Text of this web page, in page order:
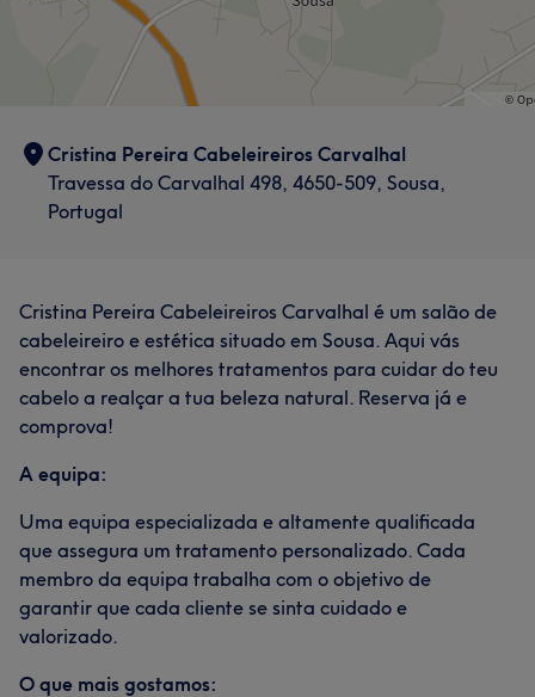
Cristina Pereira Cabeleireiros Carvalhal
Travessa do Carvalhal 498, 4650-509, Sousa,
Portugal
Cristina Pereira Cabeleireiros Carvalhal é um salão de
cabeleireiro e estética situado em Sousa. Aqui vás
encontrar os melhores tratamentos para cuidar do teu
cabelo a realçar a tua beleza natural. Reserva já e
comprova!
A equipa:
Uma equipa especializada e altamente qualificada
que assegura um tratamento personalizado. Cada
membro da equipa trabalha com o objetivo de
garantir que cada cliente se sinta cuidado e
valorizado.
O que mais gostamos: